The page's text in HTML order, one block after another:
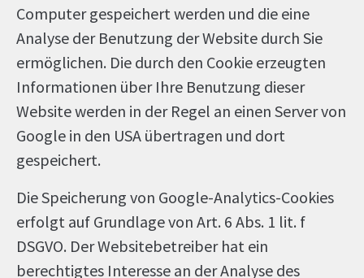
Computer gespeichert werden und die eine
Analyse der Benutzung der Website durch Sie
ermöglichen. Die durch den Cookie erzeugten
Informationen über Ihre Benutzung dieser
Website werden in der Regel an einen Server von
Google in den USA übertragen und dort
gespeichert.
Die Speicherung von Google-Analytics-Cookies
erfolgt auf Grundlage von Art. 6 Abs. 1 lit. f
DSGVO. Der Websitebetreiber hat ein
berechtigtes Interesse an der Analyse des